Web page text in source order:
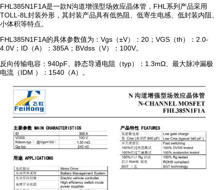
FHL385N1F1A是一款N沟道增强型场效应晶体管，FHL系列产品采用
TOLL-8L封装外形，其封装产品具有低热阻、低寄生电感、低封装内阻、
小体积等特点。
FHL385N1F1A的具体参数值为：Vgs（±V）：20；VGS（th）：2.0-
4.0V；ID（A）：385A；BVdss（V）：100V。
反向传输电容：940pF、静态导通电阻（typ）：1.3mΩ、最大脉冲漏极
电流（IDM ）：1540（A）。